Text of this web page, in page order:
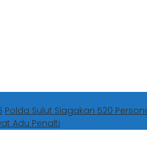
Polda Sulut Siagakan 520
Adu Penalti